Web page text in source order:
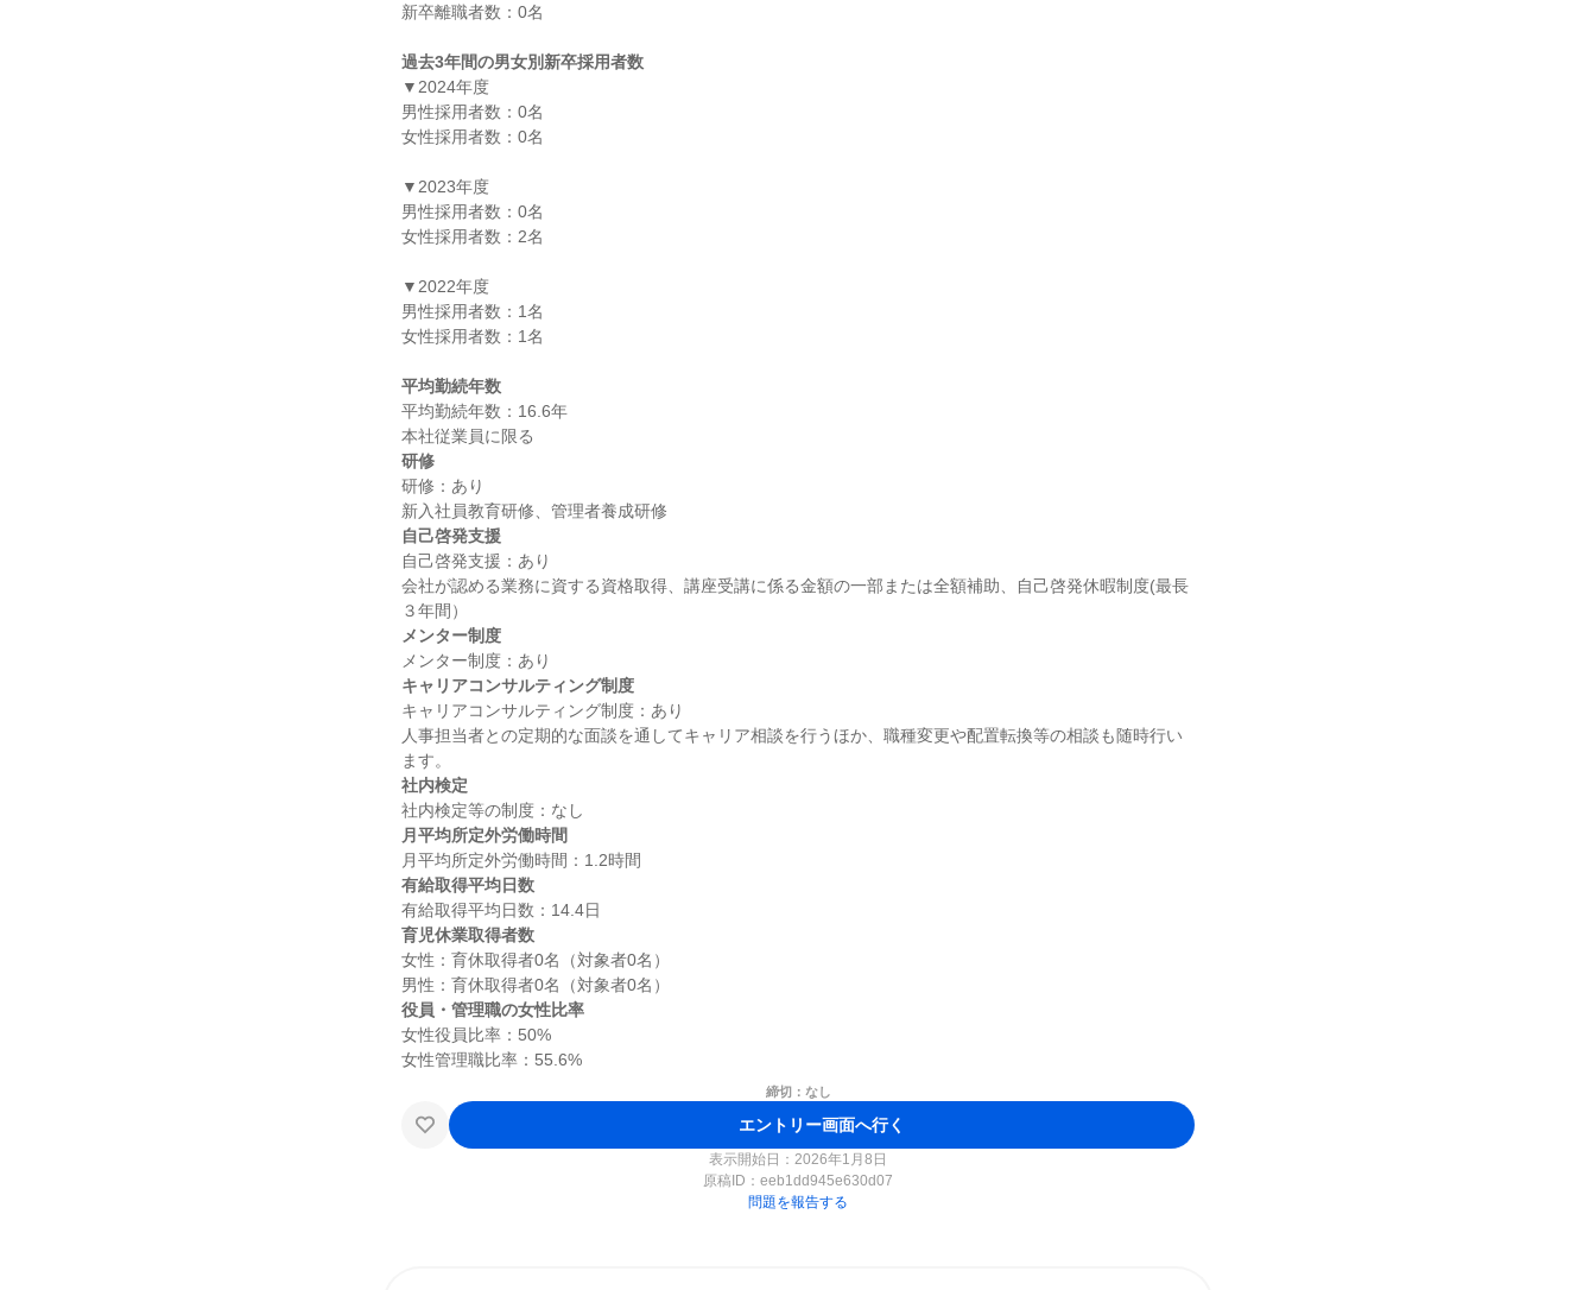
新卒離職者数：0名
過去3年間の男女別新卒採用者数
▼2024年度
男性採用者数：0名
女性採用者数：0名
▼2023年度
男性採用者数：0名
女性採用者数：2名
▼2022年度
男性採用者数：1名
女性採用者数：1名
平均勤続年数
平均勤続年数：16.6年
研修
研修：あり
自己啓発支援
自己啓発支援：あり
会社が認める業務に資する資格取得、講座受講に係る金額の一部または全額補助、自己啓発休暇制度(最長
メンター制度
キャリアコンサルティング制度
キャリアコンサルティング制度：あり
人事担当者との定期的な面談を通してキャリア相談を行うほか、職種変更や配置転換等の相談も随時行い
社内検定
月平均所定外労働時間
有給取得平均日数
育児休業取得者数
女性：育休取得者0名（対象者0名）
役員・管理職の女性比率
女性役員比率：50%
締切：なし
エントリー画面へ行く
表示開始日：2026年1月8日
原稿ID： eeb1dd945e630d07
問題を報告する